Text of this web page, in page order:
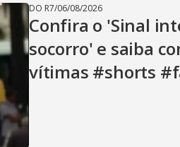
DO R7/06/08/2026
Confira o 'Sinal
socorro' e saiba
vítimas #shorts